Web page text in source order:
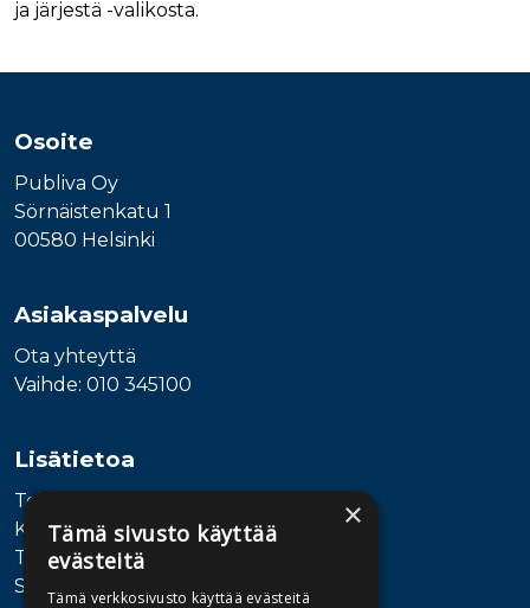
ja järjestä -valikosta.
Osoite
Publiva Oy
Sörnäistenkatu 1
00580 Helsinki
Asiakaspalvelu
Ota yhteyttä
Vaihde: 010 345100
Lisätietoa
Toimitusehdot
Käyttöohjeet
Tietosuojaseloste
Saavutettavuusseloste
×
Tämä sivusto käyttää
evästeitä
Tämä verkkosivusto käyttää evästeitä